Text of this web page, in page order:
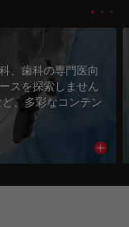
、歯科の専門医向
スを探索しません
、多彩なコンテン